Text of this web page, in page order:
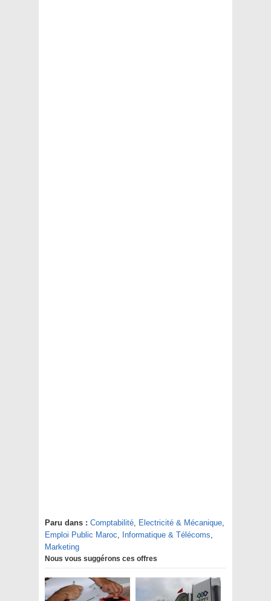
Paru dans : Comptabilité, Electricité & Mécanique,
Emploi Public Maroc, Informatique & Télécoms,
Marketing
Nous vous suggérons ces offres